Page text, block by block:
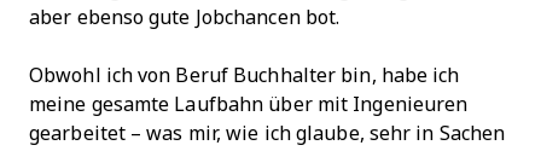
aber ebenso gute Jobchancen bot.
Obwohl ich von Beruf Buchhalter bin, habe ich
meine gesamte Laufbahn über mit Ingenieuren
gearbeitet – was mir, wie ich glaube, sehr in Sachen